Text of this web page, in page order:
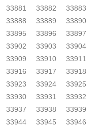
33881 33882
33883
33888 33889
33890
33895 33896
33897
33902 33903
33904
33909 33910
33911
33916 33917
33918
33923 33924
33925
33930 33931
33932
33937 33938
33939
33944 33945
33946